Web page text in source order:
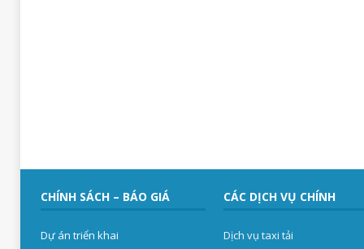
CHÍNH SÁCH – BÁO GIÁ
Dự án triển khai
CÁC DỊCH VỤ CHÍNH
Dịch vụ taxi tải